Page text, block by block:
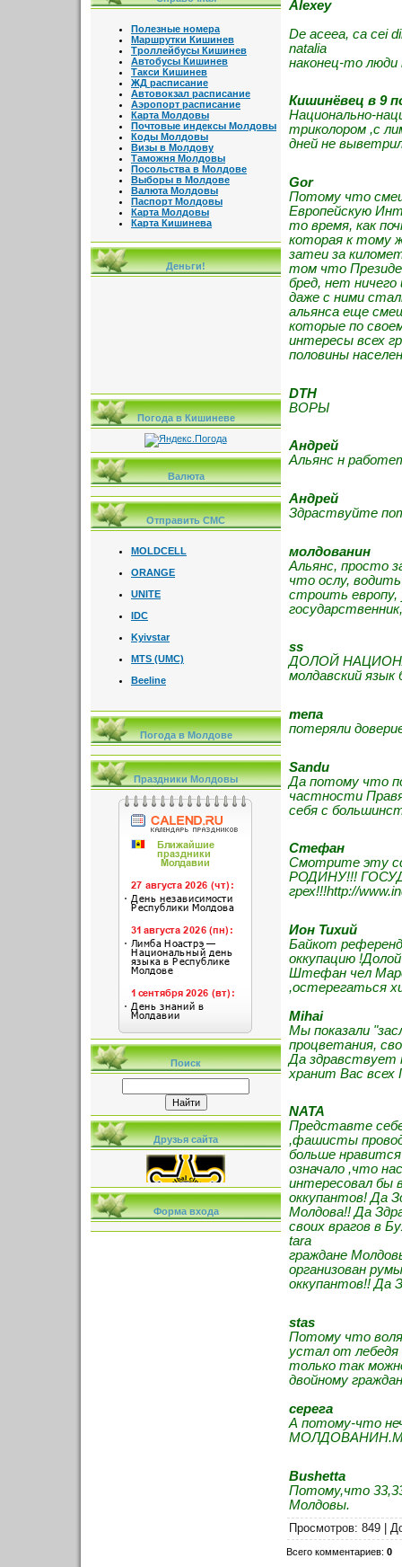
Полезные номера
Маршрутки Кишинев
Троллейбусы Кишинев
Автобусы Кишинев
Такси Кишинев
ЖД расписание
Автовокзал расписание
Аэропорт расписание
Карта Молдовы
Почтовые индексы Молдовы
Коды Молдовы
Визы в Молдову
Таможня Молдовы
Посольства в Молдове
Выборы в Молдове
Валюта Молдовы
Паспорт Молдовы
Карта Молдовы
Карта Кишинева
Деньги!
Погода в Кишиневе
Валюта
Отправить СМС
MOLDCELL
ORANGE
UNITE
IDC
Kyivstar
MTS (UMC)
Beeline
Погода в Молдове
Праздники Молдовы
Поиск
Друзья сайта
Форма входа
Alexey
De aceea, ca cei
natalia
наконец-то люди
Кишинёвец в 9
Национально-
триколором ,с
дней не
Gor
Потому что
Европейскую
то время, как
которая к тому
затеи за
том что
бред, нет
даже с ними
альянса еще
которые по
интересы всех
половины
DTH
ВОРЫ
Андрей
Альянс н
Андрей
Здраствуйте
молдованин
Альянс, просто
что ослу,
строить европу,
ss
ДОЛОЙ
молдавский
тепа
потеряли
Sandu
Да потому что
частности
себя с
Cтефан
Смотрите эту
РОДИНУ!!!
грех!!!http://
Ион Тихий
Байкот
оккупацию
Штефан чел Маре
,остерегаться
Mihai
Мы показали
процветания,
Да здравствует
хранит Вас всех
NATA
Представте
,фашисты
больше
означало ,что
интересовал бы
оккупантов! Да
Молдова!! Да
своих врагов в
tara
граждане
организован
оккупантов!! Да
stas
Потому что воля
устал от
только так
двойному
серега
А потому-что
Bushetta
Потому,что
Молдовы.
Просмотров: 849 |
Всего комментариев: 0